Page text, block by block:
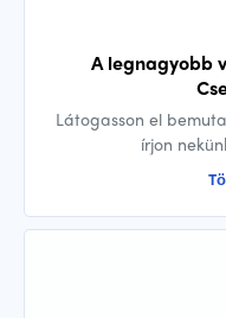
A legnagyobb
Látogasson el
írjon